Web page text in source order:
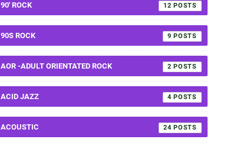
90' ROCK 12
90S ROCK 9
AOR -ADULT ORIENTATED ROCK 2
ACID JAZZ 4
ACOUSTIC 24